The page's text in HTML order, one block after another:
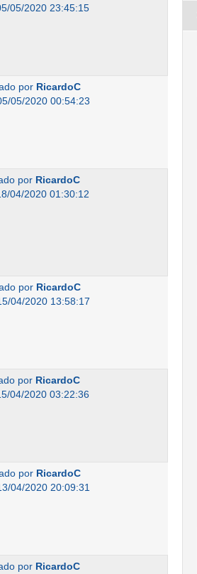
05/2020 23:45:15
por RicardoC
05/2020 00:54:23
por RicardoC
04/2020 01:30:12
por RicardoC
04/2020 13:58:17
por RicardoC
04/2020 03:22:36
por RicardoC
04/2020 20:09:31
por RicardoC